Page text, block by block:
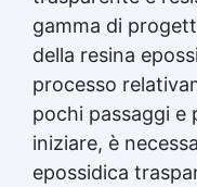
gamma di
della resina
processo
pochi passaggi e
iniziare, è
epossidica